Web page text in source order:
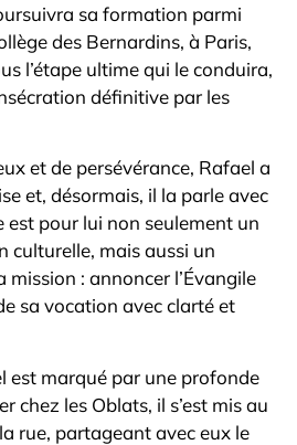
sa formation parmi
des Bernardins, à Paris,
l’étape ultime qui le conduira,
définitive par les
et de persévérance, Rafael a
et, désormais, il la parle avec
est pour lui non seulement un
culturelle, mais aussi un
mission : annoncer l’Évangile
sa vocation avec clarté et
est marqué par une profonde
chez les Oblats, il s’est mis au
rue, partageant avec eux le